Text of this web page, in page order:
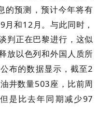
的预测，预计今年将有
9 月和12 月。与此同时，
判正在巴黎进行，这似
放以色列和外国人质所
布的数据显示，截至2
井数量503座，比前周
是比去年同期减少97